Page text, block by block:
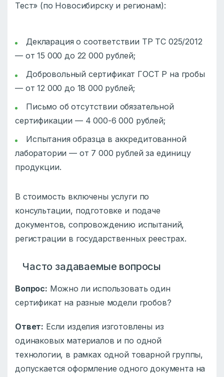
Тест» (по Новосибирску и регионам):
Декларация о соответствии ТР ТС 025/2012
— от 15 000 до 22 000 рублей;
Добровольный сертификат ГОСТ Р на гробы
— от 12 000 до 18 000 рублей;
Письмо об отсутствии обязательной
сертификации — 4 000-6 000 рублей;
Испытания образца в аккредитованной
лаборатории — от 7 000 рублей за единицу
продукции.
В стоимость включены услуги по
консультации, подготовке и подаче
документов, сопровождению испытаний,
регистрации в государственных реестрах.
Часто задаваемые вопросы
Вопрос: Можно ли использовать один
сертификат на разные модели гробов?
Ответ: Если изделия изготовлены из
одинаковых материалов и по одной
технологии, в рамках одной товарной группы,
допускается оформление одного документа на